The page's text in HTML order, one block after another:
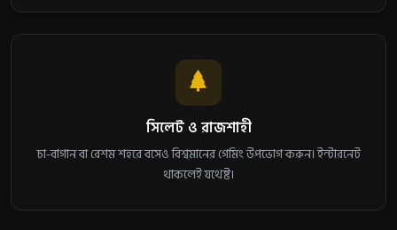
সিলেট ও রাজশাহী
চা-বাগান বা রেশম শহরে বসেও বিশ্বমানের গেমিং উপভোগ করুন। ইন্টারনেট
থাকলেই যথেষ্ট।